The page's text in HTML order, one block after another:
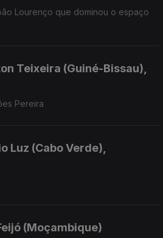
Lourenço que dominou o espaço
Teixeira (Guiné-Bissau),
Pereira
Luz (Cabo Verde),
(Moçambique)